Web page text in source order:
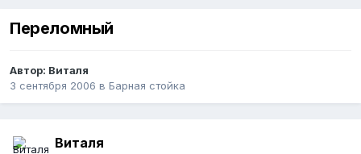
Переломный
Автор: Виталя
3 сентября 2006 в Барная стойка
Виталя